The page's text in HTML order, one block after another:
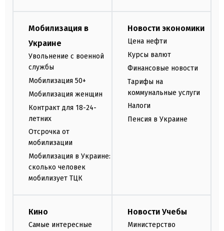
Мобилизация в
Украине
Увольнение с военной
службы
Мобилизация 50+
Мобилизация женщин
Контракт для 18-24-
летних
Отсрочка от
мобилизации
Мобилизация в Украине:
сколько человек
мобилизует ТЦК
Новости экономики
Цена нефти
Курсы валют
Финансовые новости
Тарифы на
коммунальные услуги
Налоги
Пенсия в Украине
Кино
Самые интересные
Новости Учебы
Министерство